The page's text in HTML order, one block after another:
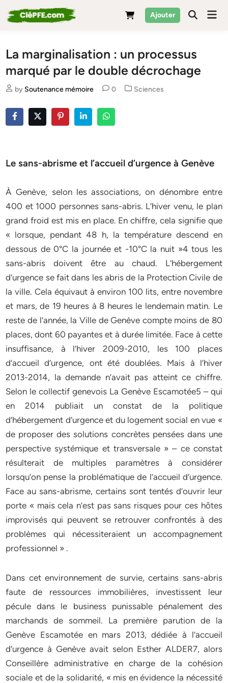
to
Ajouter
La marginalisation : un processus
marqué par le double décrochage
by Soutenance mémoire 0
Posted
Sciences
Le sans-abrisme et l’accueil d’urgence à Genève
À Genève, selon les associations, on dénombre entre
400 et 1000 personnes sans-abris. L’hiver venu, le plan
grand froid est mis en place. En chiffre, cela signifie que
« lorsque, pendant 48 h, la température descend en
dessous de 0°C la journée et -10°C la nuit »4 tous les
sans-abris doivent être au chaud. L’hébergement
d’urgence se fait dans les abris de la Protection Civile de
la ville. Cela équivaut à environ 100 lits, entre novembre
et mars, de 19 heures à 8 heures le lendemain matin. Le
reste de l’année, la Ville de Genève compte moins de 80
places, dont 60 payantes et à durée limitée. Face à cette
insuffisance, à l’hiver 2009-2010, les 100 places
d’accueil d’urgence, ont été doublées. Mais à l’hiver
2013-2014, la demande n’avait pas atteint ce chiffre.
Selon le collectif genevois La Genève Escamotée5 – qui
en 2014 publiait un constat de la politique
d’hébergement d’urgence et du logement social en vue «
de proposer des solutions concrètes pensées dans une
perspective systémique et transversale » – ce constat
résulterait de multiples paramètres à considérer
lorsqu’on pense la problématique de l’accueil d’urgence.
Face au sans-abrisme, certains sont tentés d’ouvrir leur
porte « mais cela n’est pas sans risques pour ces hôtes
improvisés qui peuvent se retrouver confrontés à des
problèmes qui nécessiteraient un accompagnement
professionnel » .
Dans cet environnement de survie, certains sans-abris
faute de ressources immobilières, investissent leur
pécule dans le business punissable pénalement des
marchands de sommeil. La première parution de la
Genève Escamotée en mars 2013, dédiée à l’accueil
d’urgence à Genève avait selon Esther ALDER7, alors
Conseillère administrative en charge de la cohésion
sociale et de la solidarité, « mis en évidence la nécessité